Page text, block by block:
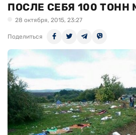
ПОСЛЕ СЕБЯ 100 ТОНН
28 октября, 2015, 23:27
Поделиться